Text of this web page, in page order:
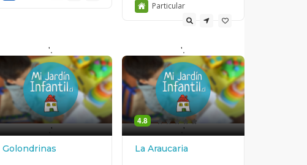
Particular
'.
.'
Golondrinas
'.
.'
4.8
La Araucaria